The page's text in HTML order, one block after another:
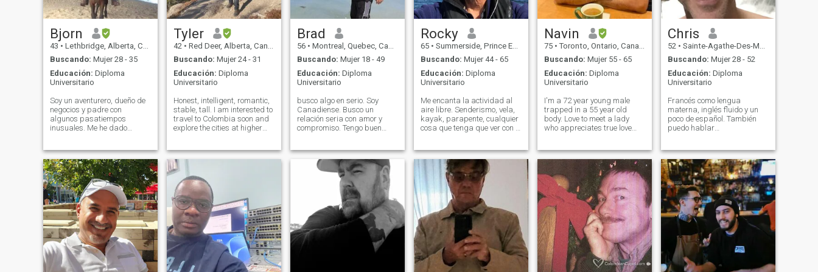
Bjorn
43 • Lethbridge, Alberta, Canadá
Buscando: Mujer 28 - 35
Educación: Diploma
Universitario
Soy un aventurero, dueño de
negocios y padre con
algunos pasatiempos
inusuales. Me he dado
normal. Quiero hacer un
gran impacto en mi entorno,
por eso estoy en una misión
para resolver la gran crisis
de la vivienda en Islandia de
la única manera en que se
puede resolver... a través de
la innovación y el
emprendimiento. La gente
está sufriendo y tengo poca
fe en que el gobierno pueda
resolver estos problemas, ya
que no pueden ponerse de
Tyler
42 • Red Deer, Alberta, Canadá
Buscando: Mujer 24 - 31
Educación: Diploma
Universitario
Honest, intelligent, romantic,
stable, tall. I am interested to
travel to Colombia soon and
explore the cities at higher
the hot weather and beaches
at the coast. My dream is to
relocate away
Brad
56 • Montreal, Quebec, Canadá
Buscando: Mujer 18 - 49
Educación: Diploma
Universitario
busco algo en serio. Soy
Canadiense. Busco un
relación seria con amor y
compromiso. Tengo buen
viajar sin problema. Soy
honesta, leal, trabajadora,
cariñosa, inteligente,
auténtico, con buen sentid
Rocky
65 • Summerside, Prince Edward Island, Canadá
Buscando: Mujer 44 - 65
Educación: Diploma
Universitario
Me encanta la actividad al
aire libre. Senderismo, vela,
kayak, parapente, cualquier
cosa que tenga que ver con el
Canadá, donde vivo en la
costa este. Tengo un velero y
paso tanto tiempo en el agua
como puedo.\Ni creo
\"moderación\" en todas las
cosas es la clave para una
buena vida, y me esfuerzo
por el equilibrio y vivir en el
\"ahora\", no en el pasado o
soñando con el futuro. \Ni
pasé el invierno pasado en
Colombia parapente y
volveré a partir de ahora
Navin
75 • Toronto, Ontario, Canadá
Buscando: Mujer 55 - 65
Educación: Diploma
Universitario
I'm a 72 year young male
trapped in a 55 year old
body. Love to meet a lady
who appreciates true love
you will be my world.I enjoy
both going out as well as just
relaxing at home. I still wo
Chris
52 • Sainte-Agathe-Des-Monts, Quebec, Canadá
Buscando: Mujer 28 - 52
Educación: Diploma
Universitario
Francés como lengua
materna, inglés fluido y un
poco de español. También
puedo hablar
o amigo. Me gustan las
conversaciones profundas e
intensas, pero tiendo a
buscar puntos en común y la
misma frecuencia en lugar
de discutir. Prefiero que seas
consciente y reconozcas que
la comunicación no es sólo
palabras procesadas por el
cerebro sino también
sentimientos no expresados
que emanan del corazón. Tal
vez si disfrutas mucho de la